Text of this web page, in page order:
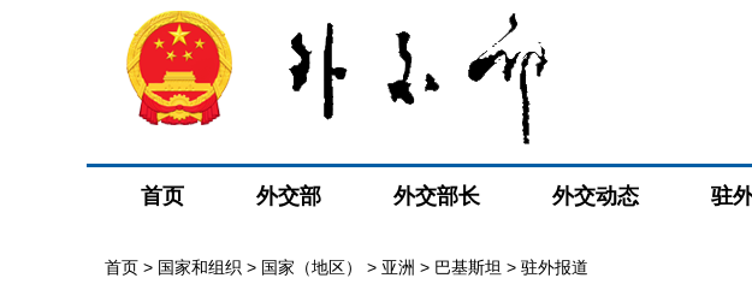
首页 外交部 外交部长 外交动态 驻
首页 > 国家和组织 > 国家（地区） > 亚洲 > 巴基斯坦 > 驻外报道